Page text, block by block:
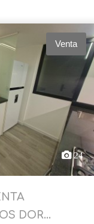
Venta
24
DOR...